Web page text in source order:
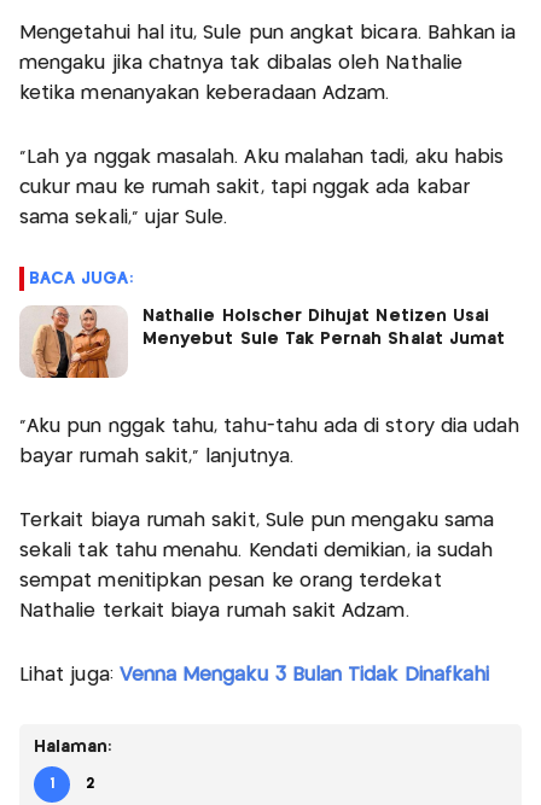
Mengetahui hal itu, Sule pun angkat bicara. Bahkan ia
mengaku jika chatnya tak dibalas oleh Nathalie
ketika menanyakan keberadaan Adzam.
"Lah ya nggak masalah. Aku malahan tadi, aku habis
cukur mau ke rumah sakit, tapi nggak ada kabar
sama sekali," ujar Sule.
BACA JUGA:
Nathalie Holscher Dihujat Netizen Usai
Menyebut Sule Tak Pernah Shalat Jumat
"Aku pun nggak tahu, tahu-tahu ada di story dia udah
bayar rumah sakit," lanjutnya.
Terkait biaya rumah sakit, Sule pun mengaku sama
sekali tak tahu menahu. Kendati demikian, ia sudah
sempat menitipkan pesan ke orang terdekat
Nathalie terkait biaya rumah sakit Adzam.
Lihat juga: Venna Mengaku 3 Bulan Tidak Dinafkahi
Halaman:
1 2